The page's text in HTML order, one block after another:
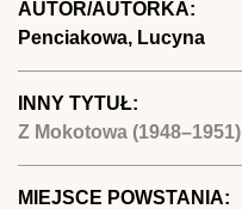
AUTOR/AUTORKA:
Penciakowa, Lucyna
INNY TYTUŁ:
Z Mokotowa (1948–1951)
MIEJSCE POWSTANIA: